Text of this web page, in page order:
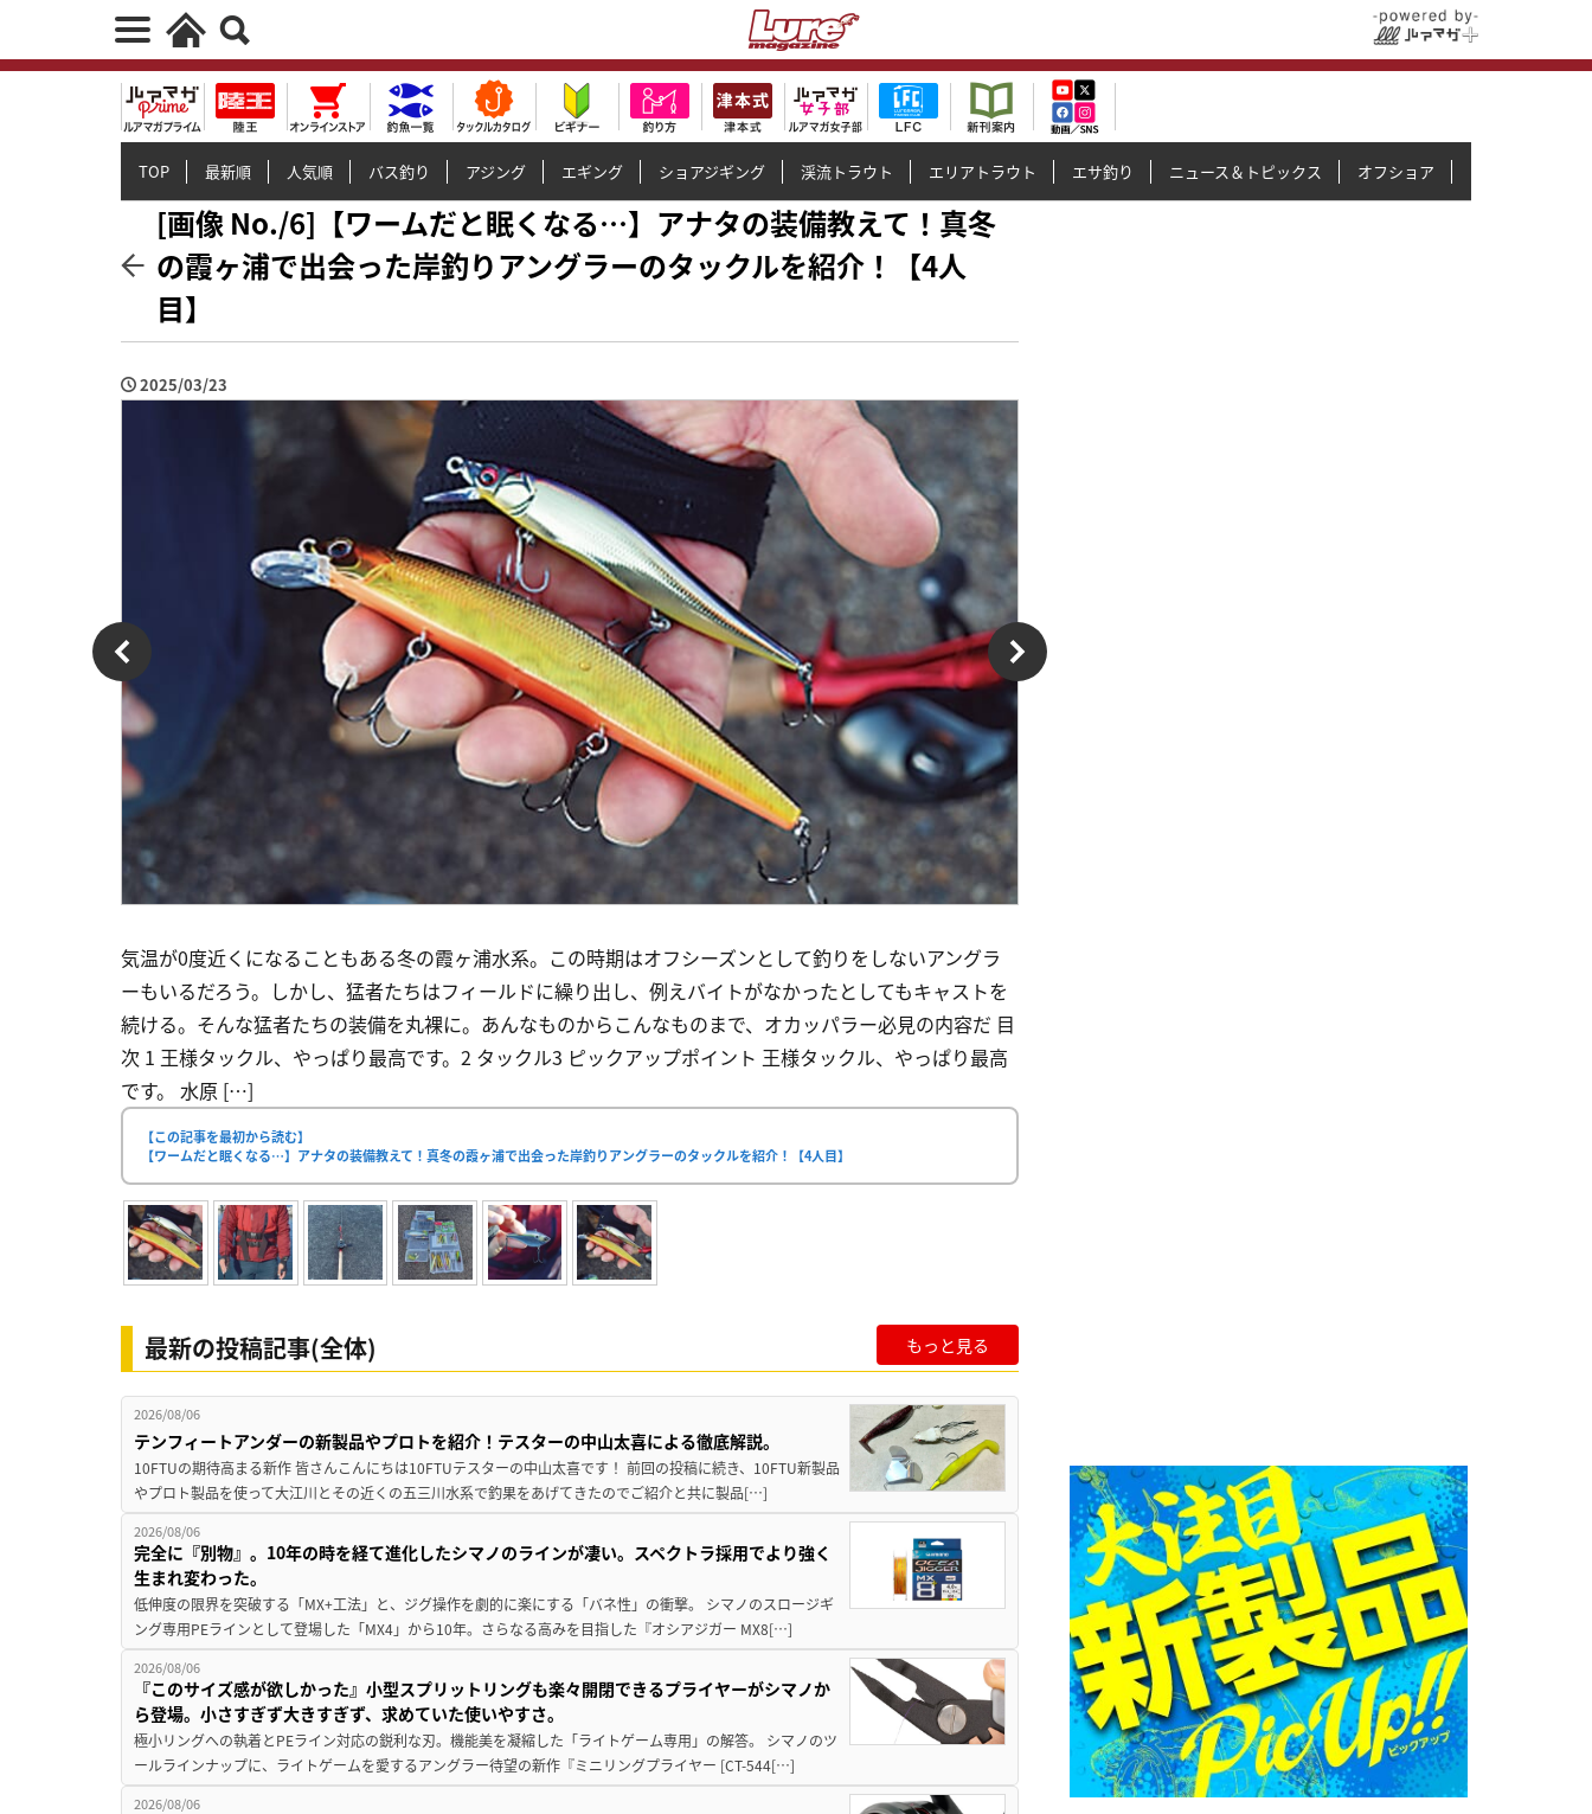
TOP 最新順 人気順 バス釣り アジング エギング ショアジギング 渓流トラウト エリアトラウト エサ釣り ニュース＆トピックス オフショア
[画像 No./6]【ワームだと眠くなる…】アナタの装備教えて！真冬
の霞ヶ浦で出会った岸釣りアングラーのタックルを紹介！【4人
目】
2025/03/23
気温が0度近くになることもある冬の霞ヶ浦水系。この時期はオフシーズンとして釣りをしないアングラ
ーもいるだろう。しかし、猛者たちはフィールドに繰り出し、例えバイトがなかったとしてもキャストを
続ける。そんな猛者たちの装備を丸裸に。あんなものからこんなものまで、オカッパラー必見の内容だ 目
次 1 王様タックル、やっぱり最高です。2 タックル3 ピックアップポイント 王様タックル、やっぱり最高
です。 水原 […]
【この記事を最初から読む】
【ワームだと眠くなる…】アナタの装備教えて！真冬の霞ヶ浦で出会った岸釣りアングラーのタックルを紹介！【4人目】
最新の投稿記事(全体) もっと見る
2026/08/06
テンフィートアンダーの新製品やプロトを紹介！テスターの中山太喜による徹底解説。
10FTUの期待高まる新作 皆さんこんにちは10FTUテスターの中山太喜です！ 前回の投稿に続き、10FTU新製品
やプロト製品を使って大江川とその近くの五三川水系で釣果をあげてきたのでご紹介と共に製品[…]
2026/08/06
完全に『別物』。10年の時を経て進化したシマノのラインが凄い。スペクトラ採用でより強く
生まれ変わった。
低伸度の限界を突破する「MX+工法」と、ジグ操作を劇的に楽にする「バネ性」の衝撃。 シマノのスロージギ
ング専用PEラインとして登場した「MX4」から10年。さらなる高みを目指した『オシアジガー MX8[…]
2026/08/06
『このサイズ感が欲しかった』小型スプリットリングも楽々開閉できるプライヤーがシマノか
ら登場。小さすぎず大きすぎず、求めていた使いやすさ。
極小リングへの執着とPEライン対応の鋭利な刃。機能美を凝縮した「ライトゲーム専用」の解答。 シマノのツ
ールラインナップに、ライトゲームを愛するアングラー待望の新作『ミニリングプライヤー [CT-544[…]
2026/08/06